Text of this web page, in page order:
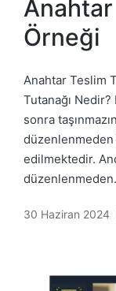
Anahtar
Örneği
Anahtar Teslim
Tutanağı
sonra
düzenlenmeden
edilmektedir.
30 Haziran 2024